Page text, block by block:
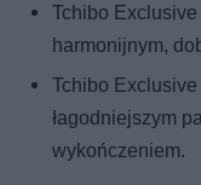
Tchibo
harmonijnym,
Tchibo
łagodniejszym
wykończeniem.